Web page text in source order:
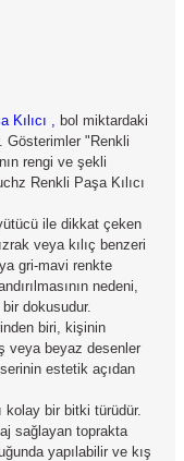
Kılıcı , bol miktardaki
Gösterimler "Renkli
rengi ve şekli
Renkli Paşa Kılıcı
ile dikkat çeken
veya kılıç benzeri
gri-mavi renkte
nedeni,
dokusudur.
biri, kişinin
veya beyaz desenler
estetik açıdan
kolay bir bitki türüdür.
sağlayan toprakta
yapılabilir ve kış